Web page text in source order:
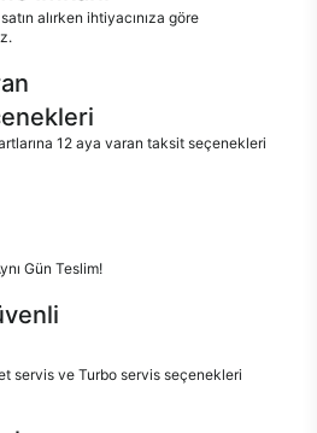
alırken ihtiyacınıza göre
12 aya varan taksit seçenekleri
Gün Teslim!
servis ve Turbo servis seçenekleri